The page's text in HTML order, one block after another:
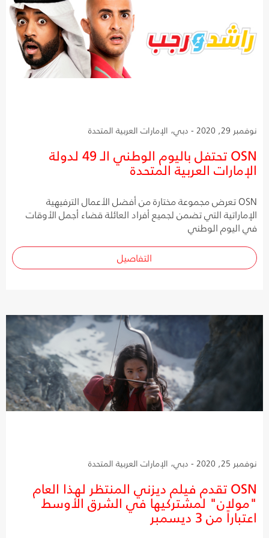
نوفمبر 29, 2020 - دبي، الإمارات العربية المتحدة
OSN تحتفل باليوم الوطني الـ 49 لدولة
الإمارات العربية المتحدة
OSN تعرض مجموعة مختارة من أفضل الأعمال الترفيهية
الإماراتية التي تضمن لجميع أفراد العائلة قضاء أجمل الأوقات
في اليوم الوطني
التفاصيل
نوفمبر 25, 2020 - دبي، الإمارات العربية المتحدة
OSN تقدم فيلم ديزني المنتظر لهذا العام
"مولان" لمشتركيها في الشرق الأوسط
اعتباراً من 3 ديسمبر